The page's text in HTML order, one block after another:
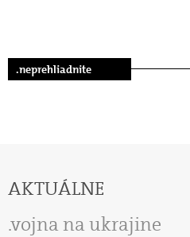
.neprehliadnite
AKTUÁLNE
vojna na ukrajine